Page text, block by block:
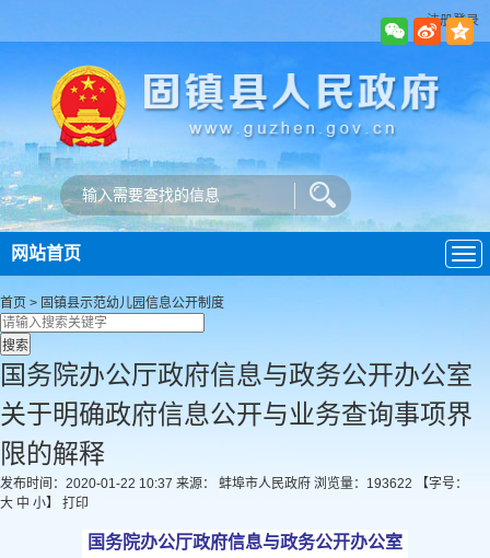
注册登录
导
航
网站首页
首页 > 固镇县示范幼儿园信息公开制度
国务院办公厅政府信息与政务公开办公室
关于明确政府信息公开与业务查询事项界
限的解释
发布时间：2020-01-22 10:37 来源： 蚌埠市人民政府 浏览量： 193622
【字号：
大 中 小】 打印
国务院办公厅政府信息与政务公开办公室